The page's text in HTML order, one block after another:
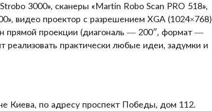
3000», сканеры «Martin Robo Scan PRO 518»,
видео проектор с разрешением XGA (1024×768)
прямой проекции (диагональ — 200″, формат —
реализовать практически любые идеи, задумки и
Киева, по адресу проспект Победы, дом 112.